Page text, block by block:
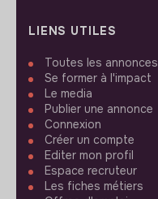
LIENS UTILES
Toutes les annonces
Se former à l'impact
Le media
Publier une annonce
Connexion
Créer un compte
Editer mon profil
Espace recruteur
Les fiches métiers